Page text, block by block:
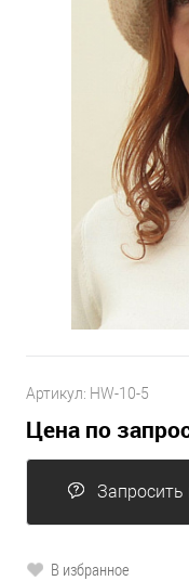
Артикул: HW-10-5
Цена по
Запросить
В избранное